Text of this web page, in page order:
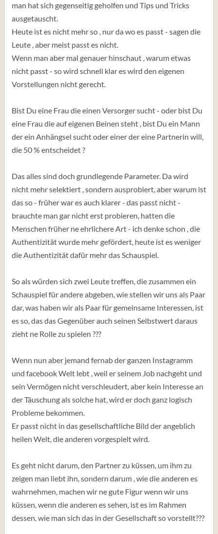
man hat sich gegenseitig geholfen und Tips und Tricks
ausgetauscht.
Heute ist es nicht mehr so , nur da wo es passt - sagen die
Leute , aber meist passt es nicht.
Wenn man aber mal genauer hinschaut , warum etwas
nicht passt - so wird schnell klar es wird den eigenen
Vorstellungen nicht gerecht.
Bist Du eine Frau die einen Versorger sucht - oder bist Du
eine Frau die auf eigenen Beinen steht , bist Du ein Mann
der ein Anhängsel sucht oder einer der eine Partnerin will,
die 50 % entscheidet ?
Das alles sind doch grundlegende Parameter. Da wird
nicht mehr selektiert , sondern ausprobiert, aber warum ist
das so - früher war es auch klarer - das passt nicht -
brauchte man gar nicht erst probieren, hatten die
Menschen früher ne ehrlichere Art - ich denke schon , die
Authentizität wurde mehr gefördert, heute ist es weniger
die Authentizität dafür mehr das Schauspiel.
So als würden sich zwei Leute treffen, die zusammen ein
Schauspiel für andere abgeben, wie stellen wir uns als Paar
dar, was haben wir als Paar für gemeinsame Interessen, ist
es so, das das Gegenüber auch seinen Selbstwert daraus
zieht ne Rolle zu spielen ???
Wenn nun aber jemand fernab der ganzen Instagramm
und facebook Welt lebt , weil er seinem Job nachgeht und
sein Vermögen nicht verschleudert, aber kein Interesse an
der Täuschung als solche hat, wird er doch ganz logisch
Probleme bekommen.
Er passt nicht in das gesellschaftliche Bild der angeblich
heilen Welt, die anderen vorgespielt wird.
Es geht nicht darum, den Partner zu küssen, um ihm zu
zeigen man liebt ihn, sondern darum , wie die anderen es
wahrnehmen, machen wir ne gute Figur wenn wir uns
küssen, wenn die anderen es sehen, ist es im Rahmen
dessen, wie man sich das in der Gesellschaft so vorstellt???